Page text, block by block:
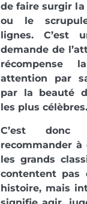
de faire surgir la
ou le
lignes. C’est
demande de
récompense
attention par
par la beauté
les plus célèbres.
C’est
recommander
les grands
contentent pas
histoire, mais